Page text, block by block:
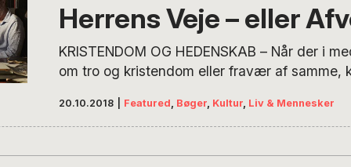
Herrens Veje – eller
KRISTENDOM OG HEDENSKAB – Når der i
om tro og kristendom eller fravær af samme,
være en mere aktuel krog end den
i tv-serien Herrens Veje? Forfatter Flemming
20.10.2018 Featured Bøger, Kultur, Liv & Mennesker